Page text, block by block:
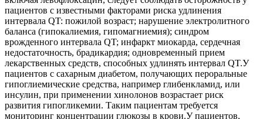
пациентов с известными факторами риска удлинения
интервала QT: пожилой возраст; нарушение электролитного
баланса (гипокалиемия, гипомагниемия); синдром
врожденного интервала QT; инфаркт миокарда, сердечная
недостаточность, брадикардия; одновременный прием
лекарственных средств, способных удлинять интервал QT.У
пациентов с сахарным диабетом, получающих пероральные
гипоглиемические средства, например глибенкламид, или
инсулин, при применении хинолонов возрастает риск
развития гипогликемии. Таким пациентам требуется
мониторинг концентрации глюкозы в крови.У пациентов,